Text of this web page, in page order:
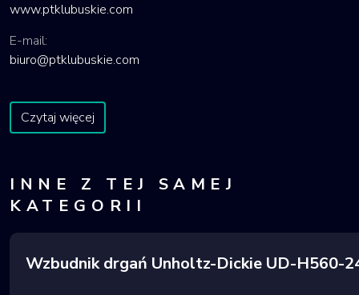
www.ptklubuskie.com
E-mail:
biuro@ptklubuskie.com
Czytaj więcej
INNE Z TEJ SAMEJ
KATEGORII
Wzbudnik drgań Unholtz-Dickie UD-H560-